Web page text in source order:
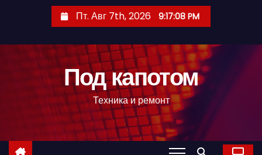
с
Пт. Авг 7th, 2026 9:17:09 PM
Под капотом
Техника и ремонт